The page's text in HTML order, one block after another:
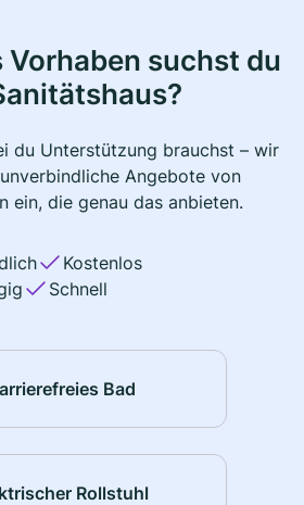
Vorhaben suchst du
du Unterstützung brauchst – wir
Angebote von
ein, die genau das anbieten.
Kostenlos
Schnell
Bad
Rollstuhl